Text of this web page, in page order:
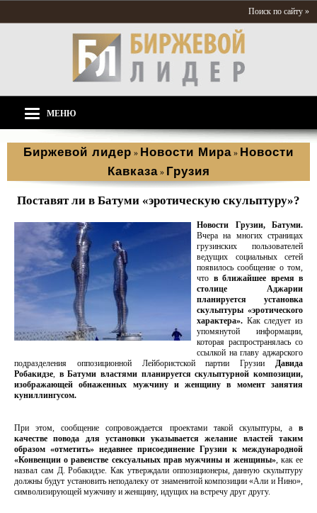
Поиск по сайту »
МЕНЮ
Биржевой лидер » Новости Мира » Новости
Кавказа » Грузия
Поставят ли в Батуми «эротическую скульптуру»?
Новости Грузии, Батуми.
Вчера на многих страницах
грузинских пользователей
ведущих социальных сетей
появилось сообщение о том,
что в ближайшее время в
столице Аджарии
планируется установка
скульптуры «эротического
характера». Как следует из
упомянутой информации,
которая распространялась со
ссылкой на главу аджарского
подразделения оппозиционной Лейбористской партии Грузии Давида
Робакидзе, в Батуми властями планируется скульптурной композиции,
изображающей обнаженных мужчину и женщину в момент занятия
куниллингусом.
При этом, сообщение сопровождается проектами такой скульптуры, а в
качестве повода для установки указывается желание властей таким
образом «отметить» недавнее присоединение Грузии к международной
«Конвенции о равенстве сексуальных прав мужчины и женщины», как ее
назвал сам Д. Робакидзе. Как утверждали оппозиционеры, данную скульптуру
должны будут установить неподалеку от знаменитой композиции «Али и Нино»,
символизирующей мужчину и женщину, идущих на встречу друг другу.